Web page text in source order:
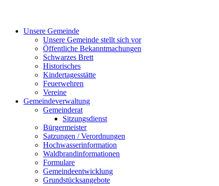
Unsere Gemeinde
Unsere Gemeinde stellt sich vor
Öffentliche Bekanntmachungen
Schwarzes Brett
Historisches
Kindertagesstätte
Feuerwehren
Vereine
Gemeindeverwaltung
Gemeinderat
Sitzungsdienst
Bürgermeister
Satzungen / Verordnungen
Hochwasserinformation
Waldbrandinformationen
Formulare
Gemeindeentwicklung
Grundstücksangebote